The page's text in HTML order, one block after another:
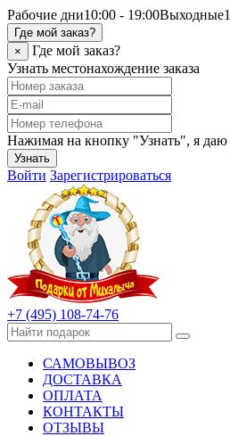
Рабочие дни10:00 - 19:00Выходные
Где мой заказ?
×
Где мой заказ?
Узнать местонахождение заказа
Нажимая на кнопку "Узнать", я даю
Узнать
Войти Зарегистрироваться
+7 (495) 108-74-76
САМОВЫВОЗ
ДОСТАВКА
ОПЛАТА
КОНТАКТЫ
ОТЗЫВЫ